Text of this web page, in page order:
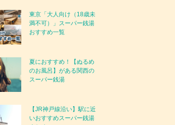
東京「大人向け（18歳未
満不可）」スーパー銭湯
おすすめ一覧
夏におすすめ！【ぬるめ
のお風呂】がある関西の
スーパー銭湯
【JR神戸線沿い】駅に近
いおすすめスーパー銭湯